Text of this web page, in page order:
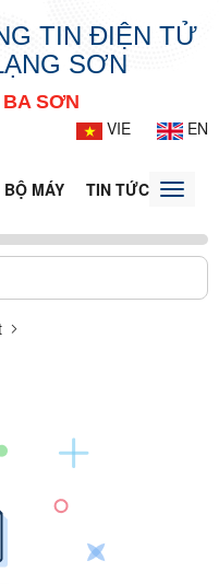
TIN ĐIỆN TỬ
SƠN
SƠN
VIE
EN
MÁY TIN TỨC - SỰToggle